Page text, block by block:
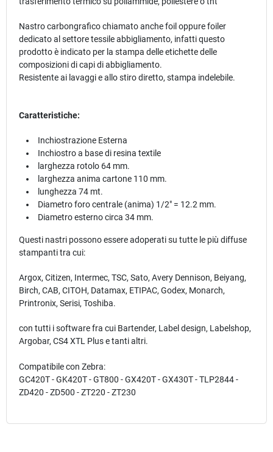
Nastro carbongrafico chiamato anche foil oppure foiler
dedicato al settore tessile abbigliamento, infatti questo
prodotto è indicato per la stampa delle etichette delle
composizioni di capi di abbigliamento.
Resistente ai lavaggi e allo stiro diretto, stampa indelebile.
Caratteristiche:
Inchiostrazione Esterna
Inchiostro a base di resina textile
larghezza rotolo 64 mm.
larghezza anima cartone 110 mm.
lunghezza 74 mt.
Diametro foro centrale (anima) 1/2" = 12.2 mm.
Diametro esterno circa 34 mm.
Questi nastri possono essere adoperati su tutte le più diffuse
stampanti tra cui:
Argox, Citizen, Intermec, TSC, Sato, Avery Dennison, Beiyang,
Birch, CAB, CITOH, Datamax, ETIPAC, Godex, Monarch,
Printronix, Serisi, Toshiba.
con tutti i software fra cui Bartender, Label design, Labelshop,
Argobar, CS4 XTL Plus e tanti altri.
Compatibile con Zebra:
GC420T - GK420T - GT800 - GX420T - GX430T - TLP2844 -
ZD420 - ZD500 - ZT220 - ZT230